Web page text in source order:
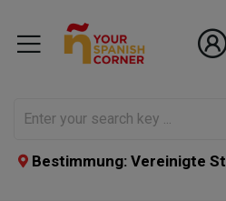
Bestimmung: Vereinigte